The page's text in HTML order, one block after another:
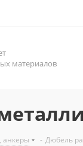
материалов
анкеры - Дюбель